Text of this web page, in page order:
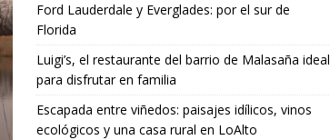
Ford Lauderdale y Everglades: por el sur de
Florida
Luigi’s, el restaurante del barrio de Malasaña ideal
para disfrutar en familia
Escapada entre viñedos: paisajes idílicos, vinos
ecológicos y una casa rural en LoAlto